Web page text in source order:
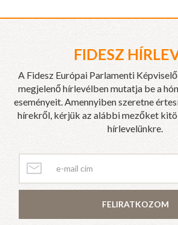
FIDESZ
A Fidesz Európai Parlamenti
megjelenő hírlevélben mutatja be a
eseményeit. Amennyiben szeretne
hírekről, kérjük az alábbi mezőket
hírlevelünkre.
FELIRATKOZOM